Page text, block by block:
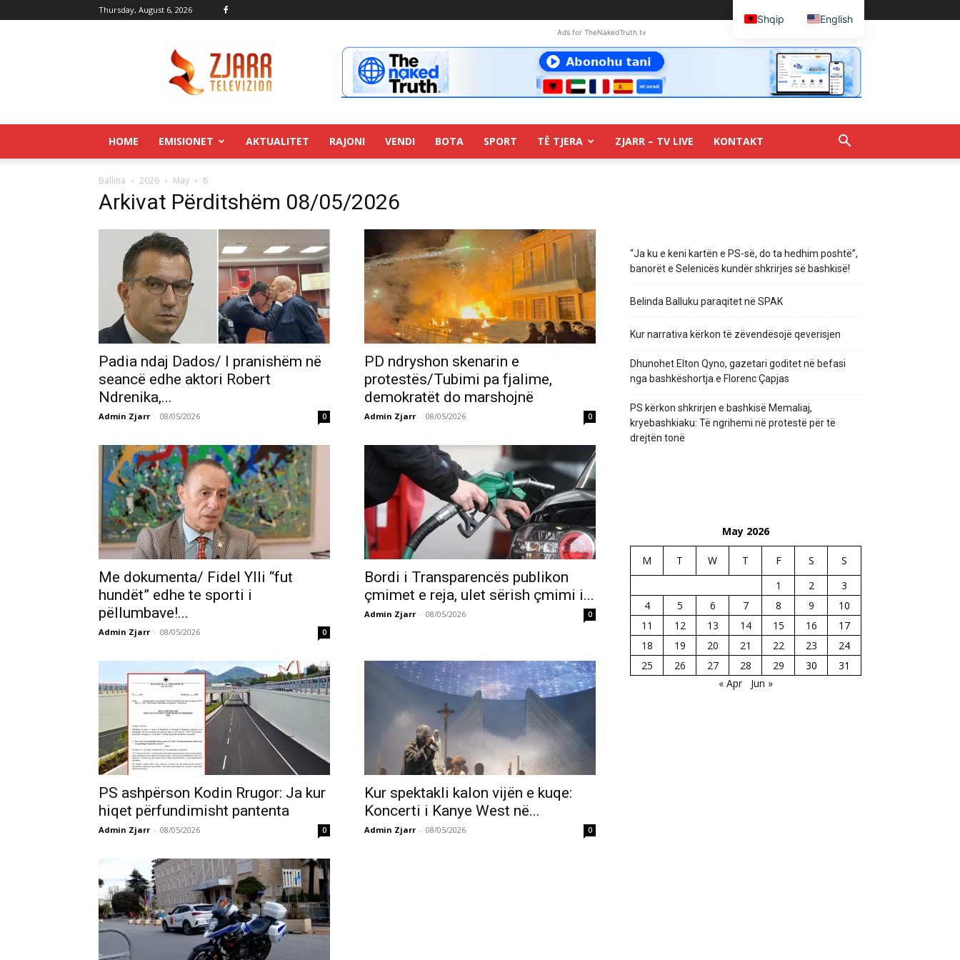
Thursday, August 6, 2026
Ads for TheNakedTruth.tv
HOME EMISIONET AKTUALITET RAJONI VENDI BOTA SPORT TË TJERA ZJARR – TV LIVE KONTAKT
Ballina 2026 May 8
Arkivat Përditshëm 08/05/2026
Padia ndaj Dados/ I pranishëm në
seancë edhe aktori Robert
Ndrenika,...
Admin Zjarr - 08/05/2026 0
PD ndryshon skenarin e
protestës/Tubimi pa fjalime,
demokratët do marshojnë
Admin Zjarr - 08/05/2026 0
Me dokumenta/ Fidel Ylli “fut
hundët” edhe te sporti i
pëllumbave!...
Admin Zjarr - 08/05/2026 0
Bordi i Transparencës publikon
çmimet e reja, ulet sërish çmimi i...
Admin Zjarr - 08/05/2026 0
PS ashpërson Kodin Rrugor: Ja kur
hiqet përfundimisht pantenta
Admin Zjarr - 08/05/2026 0
Kur spektakli kalon vijën e kuqe:
Koncerti i Kanye West në...
Admin Zjarr - 08/05/2026 0
“Ja ku e keni kartën e PS-së, do ta hedhim poshtë”,
banorët e Selenicës kundër shkrirjes së bashkisë!
Belinda Balluku paraqitet në SPAK
Kur narrativa kërkon të zëvendësojë qeverisjen
Dhunohet Elton Qyno, gazetari goditet në befasi
nga bashkëshortja e Florenc Çapjas
PS kërkon shkrirjen e bashkisë Memaliaj,
kryebashkiaku: Të ngrihemi në protestë për të
drejtën tonë
May 2026
M T W T F S
S
1
2
3
4
5 6 7 8 9
10
11
12 13 14 15 16
17
18
19 20 21 22 23
24
25
26 27 28 29 30
31
« Apr
Jun »
Shqip English